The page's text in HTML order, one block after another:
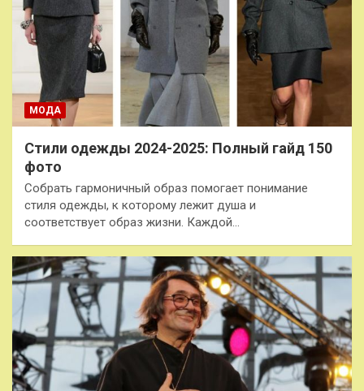
МОДА
Стили одежды 2024-2025: Полный гайд 150
фото
Собрать гармоничный образ помогает понимание
стиля одежды, к которому лежит душа и
соответствует образ жизни. Каждой…